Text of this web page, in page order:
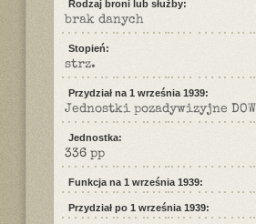
Rodzaj broni lub służby:
brak danych
Stopień:
strz.
Przydział na 1 września 1939:
Jednostki pozadywizyjne DOW
Jednostka:
336 pp
Funkcja na 1 września 1939:
Przydział po 1 września 1939: